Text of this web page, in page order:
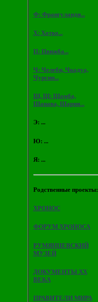
Ф: Франгуланди...
Х: Хотко...
Ц: Цвижба...
Ч: Челеби, Чкадуа,
Чурсин...
Ш, Щ: Шамба,
Шанава, Шария...
Э: ...
Ю: ...
Я: ...
Родственные проекты:
ХРОНОС
ФОРУМ ХРОНОСА
РУМЯНЦЕВСКИЙ
МУЗЕЙ
ДОКУМЕНТЫ XX
ВЕКА
ПРАВИТЕЛИ МИРА